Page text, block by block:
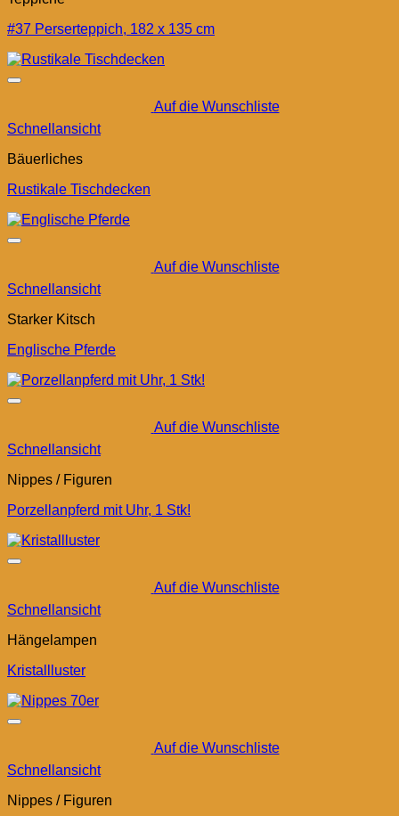
#37 Perserteppich, 182 x 135 cm
Auf die Wunschliste
Schnellansicht
Bäuerliches
Rustikale Tischdecken
Auf die Wunschliste
Schnellansicht
Starker Kitsch
Englische Pferde
Auf die Wunschliste
Schnellansicht
Nippes / Figuren
Porzellanpferd mit Uhr, 1 Stk!
Auf die Wunschliste
Schnellansicht
Hängelampen
Kristallluster
Auf die Wunschliste
Schnellansicht
Nippes / Figuren